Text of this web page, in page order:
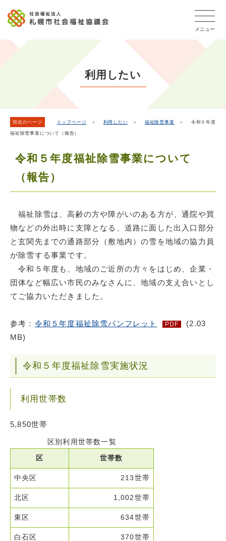
文
メニュー
か
利用したい
現在のページ トップページ ＞ 利用したい ＞ 福祉除雪事業 ＞ 令和５年度
福祉除雪事業について（報告）
令和５年度福祉除雪事業について
（報告）
福祉除雪は、高齢の方や障がいのある方が、通院や買
物などの外出時に支障となる、道路に面した出入口部分
と玄関先までの通路部分（敷地内）の雪を地域の協力員
が除雪する事業です。
令和５年度も、地域のご近所の方々をはじめ、企業・
団体など幅広い市民のみなさんに、地域の支え合いとし
てご協力いただきました。
参考： 令和５年度福祉除雪パンフレット PDF
(2.03
MB)
令和５年度福祉除雪実施状況
利用世帯数
5,850世帯
区別利用世帯数一覧
区 世帯数
中央区 213世帯
北区 1,002世帯
東区 634世帯
白石区 370世帯
こ
フ
タ
こ